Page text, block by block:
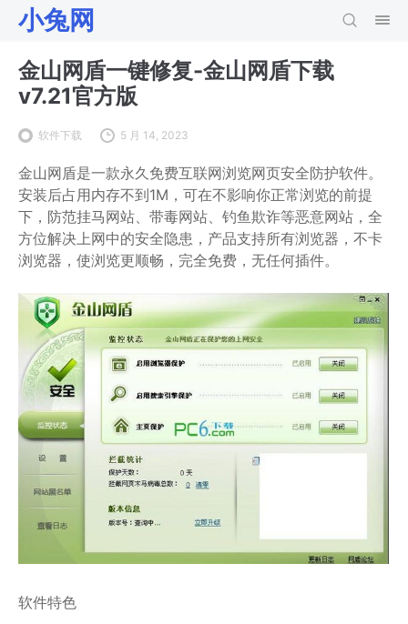
小兔网
金山网盾一键修复-金山网盾下载
v7.21官方版
软件下载 5 月 14, 2023
金山网盾是一款永久免费互联网浏览网页安全防护软件。
安装后占用内存不到1M，可在不影响你正常浏览的前提
下，防范挂马网站、带毒网站、钓鱼欺诈等恶意网站，全
方位解决上网中的安全隐患，产品支持所有浏览器，不卡
浏览器，使浏览更顺畅，完全免费，无任何插件。
软件特色